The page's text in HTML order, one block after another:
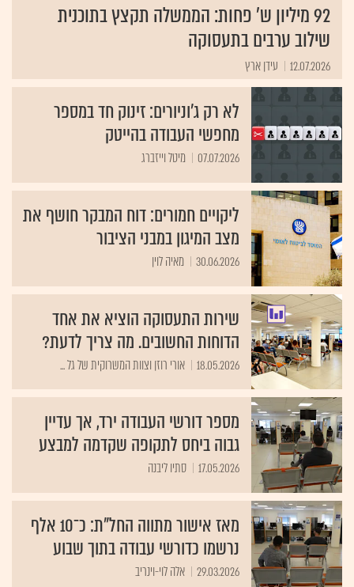
92 מיליון ש' פחות: הממשלה תקצץ בתוכנית
שילוב ערבים בתעסוקה
12.07.2026 עידן ארץ
לא רק ג'וניורים: זינוק חד במספר
מחפשי העבודה בהייטק
07.07.2026 מיטל וייזברג
ליקויים חמורים: דוח המבקר חושף את
מצב המיגון במבני הציבור
30.06.2026 מאיה לוין
שירות התעסוקה הוציא את אחד
הדוחות החשובים. מה צריך לדעת?
18.05.2026 אורי רוזן וצוות המשרוקית של גל ...
מספר דורשי העבודה ירד, אך עדיין
גבוה ביחס לתקופה שקדמה למבצע
17.05.2026 סתיו ליבנה
מאז אישור מתווה החל"ת: כ־10 אלף
נרשמו כדורשי עבודה בתוך שבוע
29.03.2026 אלה לוי-וינריב